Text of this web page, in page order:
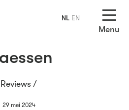
Menu
Reviews /
29 mei 2024
NL EN